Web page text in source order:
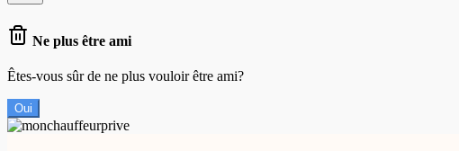
Ne plus être ami
Êtes-vous sûr de ne plus vouloir être ami?
Oui